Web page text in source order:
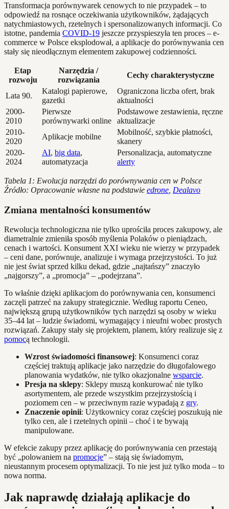
Transformacja porównywarek cenowych to nie przypadek – to
odpowiedź na rosnące oczekiwania użytkowników, żądających
natychmiastowych, rzetelnych i spersonalizowanych informacji. Co
istotne, pandemia COVID-19 jeszcze przyspieszyła ten proces – e-
commerce w Polsce eksplodował, a aplikacje do porównywania cen
stały się nieodłącznym elementem zakupowej codzienności.
Etap
rozwoju
Narzędzia /
rozwiązania
Cechy charakterystyczne
Lata 90.
Katalogi papierowe,
gazetki
Ograniczona liczba ofert, brak
aktualności
2000-
2010
Pierwsze
porównywarki online
Podstawowe zestawienia, ręczne
aktualizacje
2010-
2020
Aplikacje mobilne
Mobilność, szybkie płatności,
skanery
2020-
2024
AI, big data,
automatyzacja
Personalizacja, automatyczne
alerty
Tabela 1: Ewolucja narzędzi do porównywania cen w Polsce
Źródło: Opracowanie własne na podstawie edrone Dealavo
Zmiana mentalności konsumentów
Rewolucja technologiczna nie tylko uprościła proces zakupowy, ale
diametralnie zmieniła sposób myślenia Polaków o pieniądzach,
cenach i wartości. Konsument XXI wieku nie wierzy w przypadek
– ceni dane, porównuje, analizuje i wymaga przejrzystości. To już
nie jest świat sprzed kilku dekad, gdzie „najtańszy” znaczyło
„najgorszy”, a „promocja” – „podejrzana”.
To właśnie dzięki aplikacjom do porównywania cen, konsumenci
zaczęli patrzeć na zakupy strategicznie. Według raportu Ceneo,
największą grupą użytkowników tych narzędzi są osoby w wieku
35–44 lat – ludzie świadomi, wymagający i nieufni wobec prostych
rozwiązań. Zakupy stały się projektem, planem, który realizuje się z
pomocą technologii.
Wzrost świadomości finansowej: Konsumenci coraz
częściej traktują aplikacje jako narzędzie do długofalowego
planowania wydatków, nie tylko okazjonalne wsparcie.
Presja na sklepy: Sklepy muszą konkurować nie tylko
asortymentem, ale przede wszystkim przejrzystością i
poziomem cen – w przeciwnym razie wypadają z gry.
Znaczenie opinii: Użytkownicy coraz częściej poszukują nie
tylko cen, ale i rzetelnych opinii – choć i te bywają
manipulowane.
W efekcie zakupy przez aplikację do porównywania cen przestają
być „polowaniem na promocje” – stają się świadomym,
nieustannym procesem optymalizacji. To nie jest już tylko moda – to
nowa norma.
Jak naprawdę działają aplikacje do